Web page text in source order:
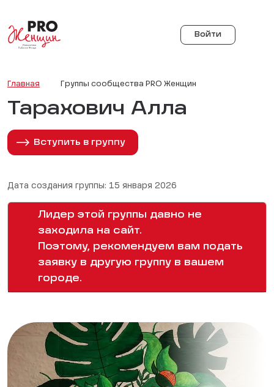
Войти
Главная Группы сообщества PRO Женщин
Тарахович Алла
Вступить в группу
Дата создания группы: 15 января 2026
Лидер этой группы давно не
заходила на сайт.
Поэтому, рекомендуем вам подать
заявку в другую группу в вашем
городе.